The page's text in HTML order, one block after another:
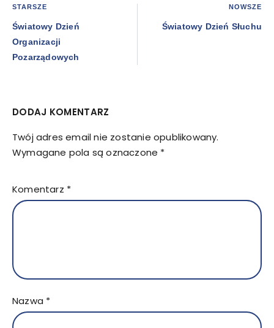
STARSZE
Światowy Dzień
Organizacji
Pozarządowych
NOWSZE
Światowy Dzień Słuchu
DODAJ KOMENTARZ
Twój adres email nie zostanie opublikowany.
Wymagane pola są oznaczone *
Komentarz *
Nazwa *